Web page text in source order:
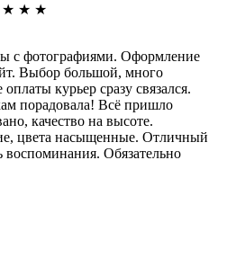
★ ★ ★
с фотографиями. Оформление
Выбор большой, много
курьер сразу связался.
порадовала! Всё пришло
качество на высоте.
цвета насыщенные. Отличный
воспоминания. Обязательно